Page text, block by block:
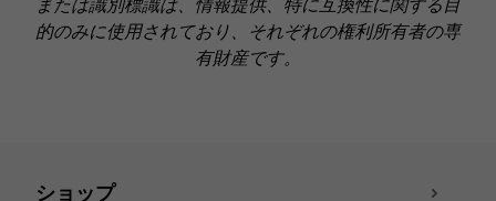
または識別標識は、情報提供、特に互換性に関する目
的のみに使用されており、それぞれの権利所有者の専
有財産です。
ショップ